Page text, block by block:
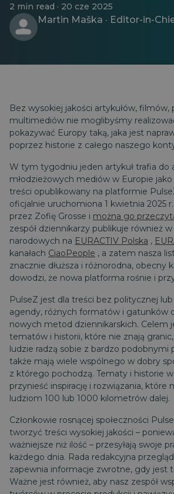
2 min read · 20 cze 2025
Martin Maška · Editor-in-
Bez wysokiej jakości artykułów, filmów,
multimediów nie moglibyśmy
pokazywać Europy taką, jaka jest
poprzez historie z całego naszego
W tym tygodniu jeden artykuł trafia do
młodzieżowych mediów w Europie
treści opublikowany na platformie
oficjalnie uruchomiona 1 kwietnia 2025
przez Zofię Grosse i można go
zespół dziennikarzy publikuje również
narodowych na EURACTIV Polska ,
kanałach CiaoPeople , a zatem nasza
znacznie dłuższa i różnorodna, obecny
dowodzi, że nowa platforma rośnie i
PulseZ jest dla treści bez politycznej
agendy, różnych formatów i gatunków
nowych metod dziennikarskich. Celem
tematów i historii, które nie znają
ludzie radzą sobie z bardzo podobnymi
także mają wiele wspólnego w dobry
z którego pochodzą. Tematy i historie
przynieść inspirację i rozwiązania, które
ludziom 100 lub 1000 kilometrów dalej.
Członkowie rosnącej społeczności
tworzyć treści wysokiej jakości –
ważniejsze niż ilość – przesyłają swoje
każdego dnia. Rada redakcyjna
zapewnia informacje zwrotne, gdy jest
Ważne jest również, aby nasz zespół